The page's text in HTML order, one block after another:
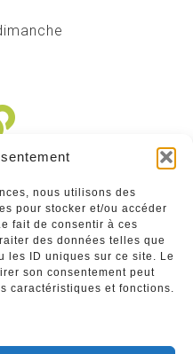
nous utilisons des
pour stocker et/ou accéder
fait de consentir à ces
des données telles que
les ID uniques sur ce site. Le
son consentement peut
caractéristiques et fonctions.
: insérez gratuitement
sur notre site ci-